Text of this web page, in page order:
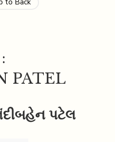
to Back
PATEL
પટેલ